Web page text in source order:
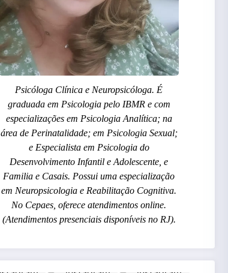
Psicóloga Clínica e Neuropsicóloga. É
graduada em Psicologia pelo IBMR e com
especializações em Psicologia Analítica; na
área de Perinatalidade; em Psicologia Sexual;
e Especialista em Psicologia do
Desenvolvimento Infantil e Adolescente, e
Familia e Casais. Possui uma especialização
em Neuropsicologia e Reabilitação Cognitiva.
No Cepaes, oferece atendimentos online.
(Atendimentos presenciais disponíveis no RJ).